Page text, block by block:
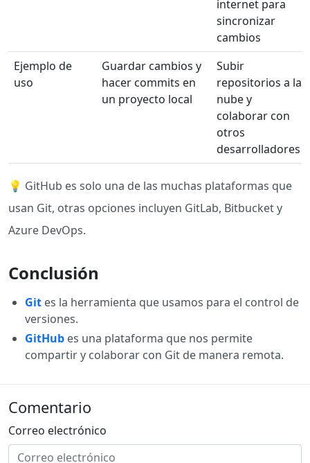
internet para
sincronizar
cambios
Ejemplo de
uso
Guardar cambios y
hacer commits en
un proyecto local
Subir
repositorios a la
nube y
colaborar con
otros
desarrolladores
💡 GitHub es solo una de las muchas plataformas que
usan Git, otras opciones incluyen GitLab, Bitbucket y
Azure DevOps.
Conclusión
Git es la herramienta que usamos para el control de
versiones.
GitHub es una plataforma que nos permite
compartir y colaborar con Git de manera remota.
Comentario
Correo electrónico